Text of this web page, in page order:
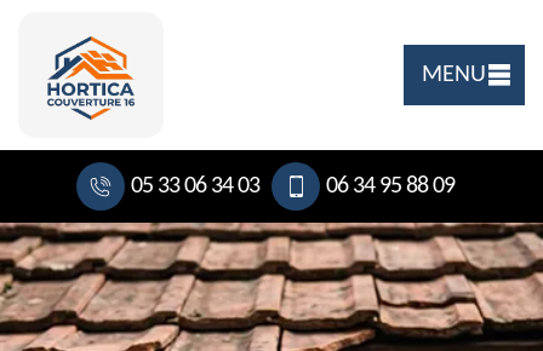
MENU
05 33 06 34 03 06 34 95 88 09